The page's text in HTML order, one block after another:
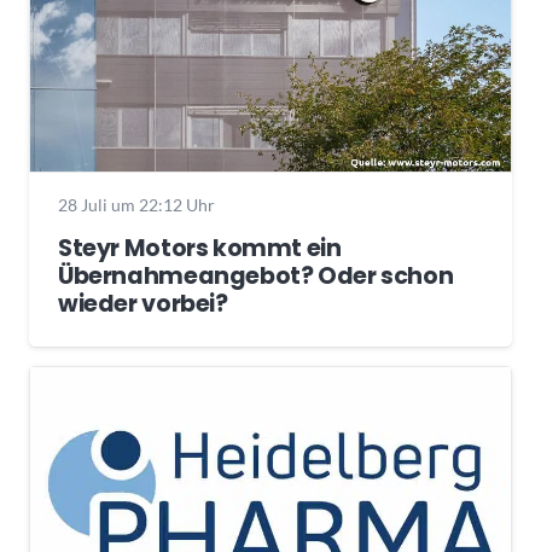
28 Juli um 22:12 Uhr
Steyr Motors kommt ein
Übernahmeangebot? Oder schon
wieder vorbei?